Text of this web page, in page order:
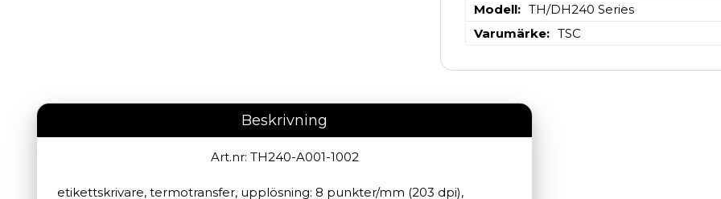
Modell
TH/DH240 Series
Varumärke
TSC
Beskrivning
Art.nr: TH240-A001-1002
etikettskrivare, termotransfer, upplösning: 8 punkter/mm (203 dpi),